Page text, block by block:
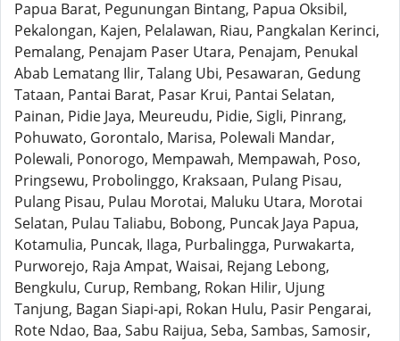
Papua Barat, Pegunungan Bintang, Papua Oksibil,
Pekalongan, Kajen, Pelalawan, Riau, Pangkalan Kerinci,
Pemalang, Penajam Paser Utara, Penajam, Penukal
Abab Lematang Ilir, Talang Ubi, Pesawaran, Gedung
Tataan, Pantai Barat, Pasar Krui, Pantai Selatan,
Painan, Pidie Jaya, Meureudu, Pidie, Sigli, Pinrang,
Pohuwato, Gorontalo, Marisa, Polewali Mandar,
Polewali, Ponorogo, Mempawah, Mempawah, Poso,
Pringsewu, Probolinggo, Kraksaan, Pulang Pisau,
Pulang Pisau, Pulau Morotai, Maluku Utara, Morotai
Selatan, Pulau Taliabu, Bobong, Puncak Jaya Papua,
Kotamulia, Puncak, Ilaga, Purbalingga, Purwakarta,
Purworejo, Raja Ampat, Waisai, Rejang Lebong,
Bengkulu, Curup, Rembang, Rokan Hilir, Ujung
Tanjung, Bagan Siapi-api, Rokan Hulu, Pasir Pengarai,
Rote Ndao, Baa, Sabu Raijua, Seba, Sambas, Samosir,